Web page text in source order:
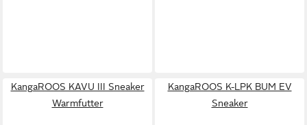
KangaROOS KAVU III Sneaker
Warmfutter
KangaROOS K-LPK BUM EV
Sneaker